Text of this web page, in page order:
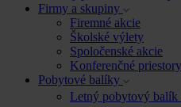
Firmy a skupiny
Firemné akcie
Školské výlety
Spoločenské akcie
Konferenčné priestory
Pobytové balíky
Letný pobytový